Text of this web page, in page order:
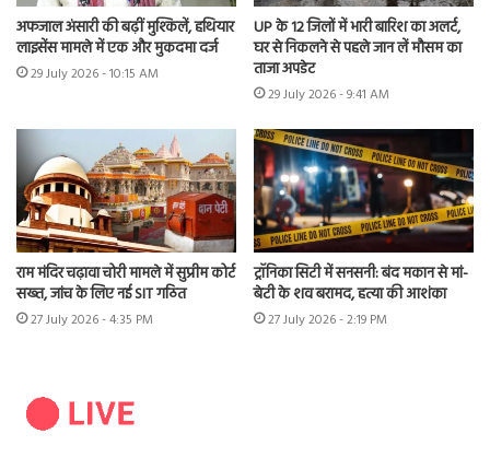
अफजाल अंसारी की बढ़ीं मुश्किलें, हथियार
लाइसेंस मामले में एक और मुकदमा दर्ज
29 July 2026 - 10:15 AM
UP के 12 जिलों में भारी बारिश का अलर्ट,
घर से निकलने से पहले जान लें मौसम का
ताजा अपडेट
29 July 2026 - 9:41 AM
राम मंदिर चढ़ावा चोरी मामले में सुप्रीम कोर्ट
सख्त, जांच के लिए नई SIT गठित
27 July 2026 - 4:35 PM
ट्रॉनिका सिटी में सनसनी: बंद मकान से मां-
बेटी के शव बरामद, हत्या की आशंका
27 July 2026 - 2:19 PM